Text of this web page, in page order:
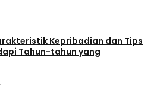
Kepribadian dan Tips
Tahun-tahun yang